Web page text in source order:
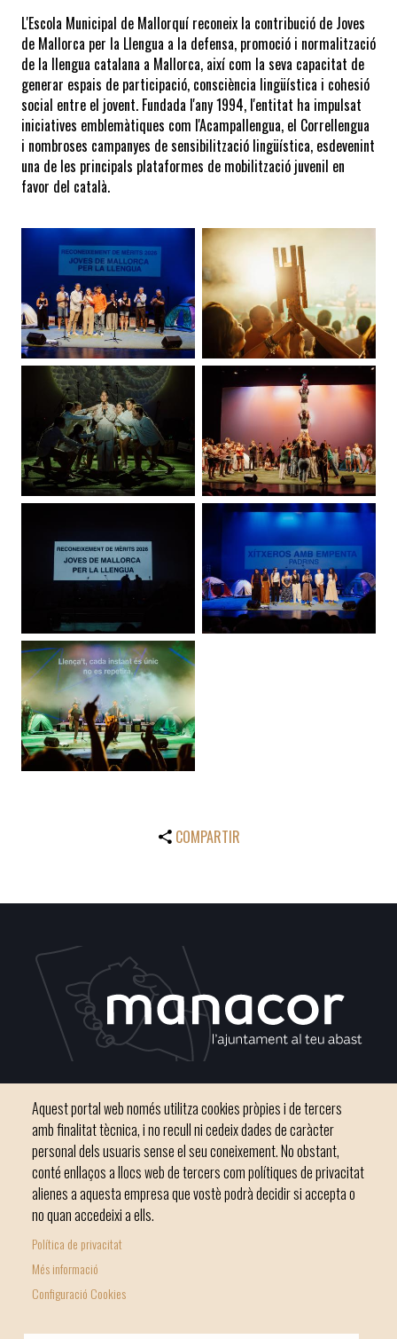
L'Escola Municipal de Mallorquí reconeix la contribució de Joves
de Mallorca per la Llengua a la defensa, promoció i normalització
de la llengua catalana a Mallorca, així com la seva capacitat de
generar espais de participació, consciència lingüística i cohesió
social entre el jovent. Fundada l'any 1994, l'entitat ha impulsat
iniciatives emblemàtiques com l'Acampallengua, el Correllengua
i nombroses campanyes de sensibilització lingüística, esdevenint
una de les principals plataformes de mobilització juvenil en
favor del català.
COMPARTIR
Footer
menu
-
Inici Ajuntament El nostre municipi
Telèfon 971 84 91 00 - CIF: P0703300D
Aquest portal web només utilitza cookies pròpies i de tercers
amb finalitat tècnica, i no recull ni cedeix dades de caràcter
personal dels usuaris sense el seu coneixement. No obstant,
conté enllaços a llocs web de tercers com polítiques de privacitat
alienes a aquesta empresa que vostè podrà decidir si accepta o
no quan accedeixi a ells.
Política de privacitat
Més informació
Configuració Cookies
© Ajuntament de Manacor